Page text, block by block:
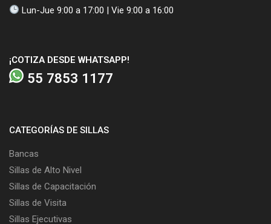
Lun-Jue 9:00 a 17:00 | Vie 9:00 a 16:00
¡COTIZA DESDE WHATSAPP!
55 7853 1177
CATEGORÍAS DE SILLAS
Bancas
Sillas de Alto Nivel
Sillas de Capacitación
Sillas de Visita
Sillas Ejecutivas